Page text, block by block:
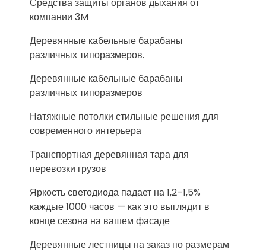
компании 3M
Деревянные кабельные барабаны
различных типоразмеров.
Деревянные кабельные барабаны
различных типоразмеров
Натяжные потолки стильные решения для
современного интерьера
Транспортная деревянная тара для
перевозки грузов
Яркость светодиода падает на 1,2–1,5%
каждые 1000 часов — как это выглядит в
конце сезона на вашем фасаде
Деревянные лестницы на заказ по размерам